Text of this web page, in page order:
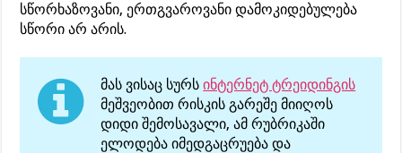
სწორხაზოვანი, ერთგვაროვანი დამოკიდებულება
სწორი არ არის.
მას ვისაც სურსინტერნეტ ტრეიდინგის
მეშვეობით რისკის გარეშე მიიღოს
დიდი შემოსავალი, ამ რუბრიკაში
ელოდება იმედგაცრუება და